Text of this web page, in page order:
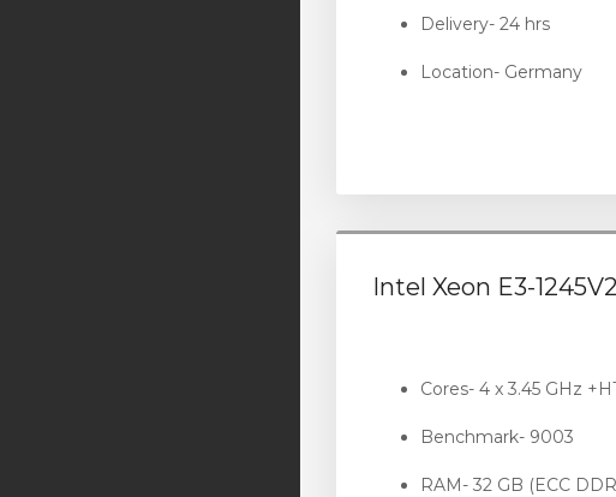
Delivery- 24 hrs
Location- Germany
Intel Xeon E3-
Cores- 4 x 3.45 GHz
Benchmark- 9003
RAM- 32 GB (ECC